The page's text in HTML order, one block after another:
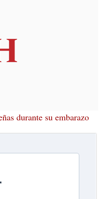
durante su embarazo